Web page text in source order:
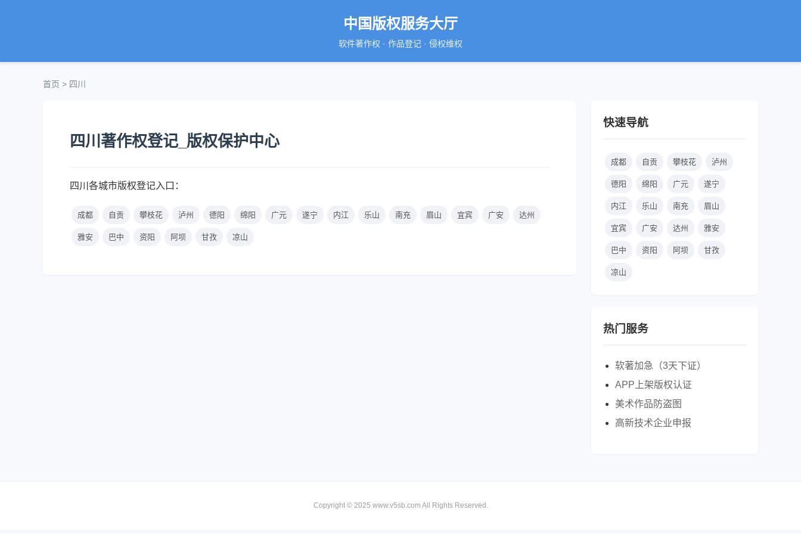
中国版权服务大厅
软件著作权 · 作品登记 · 侵权维权
首页 > 四川
四川著作权登记_版权保护中心
四川各城市版权登记入口：
成都 自贡 攀枝花 泸州 德阳 绵阳 广元 遂宁 内江 乐山 南充 眉山 宜宾 广安 达州
雅安 巴中 资阳 阿坝 甘孜 凉山
快速导航
成都 自贡 攀枝花 泸州
德阳 绵阳 广元 遂宁
内江 乐山 南充 眉山
宜宾 广安 达州 雅安
巴中 资阳 阿坝 甘孜
凉山
热门服务
软著加急（3天下证）
APP上架版权认证
美术作品防盗图
高新技术企业申报
Copyright © 2025 www.v5sb.com All Rights Reserved.